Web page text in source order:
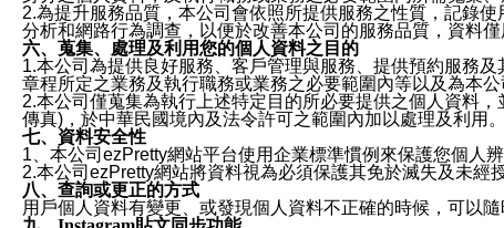
2.為提升服務品質，本公司會依照所提供服務之性質，記錄
分析和網路行為調查，以便於改善本公司的服務品質，資料
六、蒐集、處理及利用您的個人資料之目的
1.本公司為提供良好服務、客戶管理與服務、提供預約服務
章程所定之業務及執行職務或業務之必要範圍內等以及為本
2.本公司僅蒐集為執行上述特定目的所必要提供之個人資料
傳真)，於中華民國境內及法令許可之範圍內加以處理及利用。
七、資料安全性
1、本公司ezPretty網站平台使用企業標準慣例來保護您個人
2.本公司ezPretty網站將資料視為必須保護其免於滅失及未經
八、查詢或更正的方式
用戶個人資料有變更、或發現個人資料不正確的時候，可以